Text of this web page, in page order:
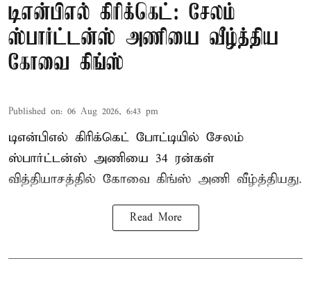
டிஎன்பிஎல் கிரிக்கெட்: சேலம்
ஸ்பார்ட்டன்ஸ் அணியை வீழ்த்திய
கோவை கிங்ஸ்
Published on: 06 Aug 2026, 6:43 pm
டிஎன்பிஎல் கிரிக்கெட் போட்டியில் சேலம்
ஸ்பார்ட்டன்ஸ் அணியை 34 ரன்கள்
வித்தியாசத்தில் கோவை கிங்ஸ் அணி வீழ்த்தியது.
Read More